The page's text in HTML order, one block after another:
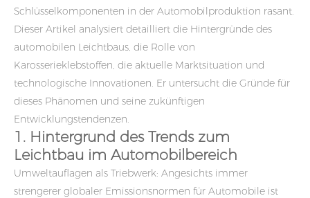
Schlüsselkomponenten in der Automobilproduktion rasant.
Dieser Artikel analysiert detailliert die Hintergründe des
automobilen Leichtbaus, die Rolle von
Karosserieklebstoffen, die aktuelle Marktsituation und
technologische Innovationen. Er untersucht die Gründe für
dieses Phänomen und seine zukünftigen
Entwicklungstendenzen.
1. Hintergrund des Trends zum
Leichtbau im Automobilbereich
Umweltauflagen als Triebwerk: Angesichts immer
strengerer globaler Emissionsnormen für Automobile ist